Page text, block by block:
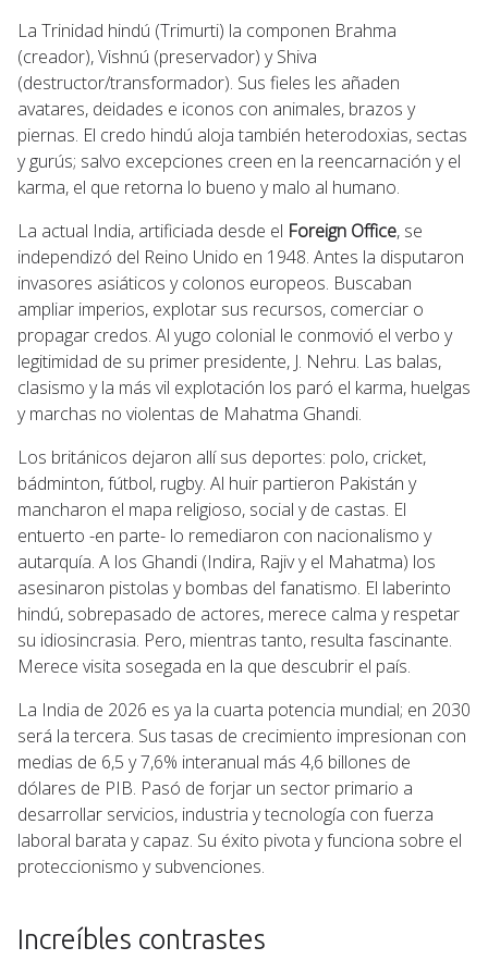
La Trinidad hindú (Trimurti) la componen Brahma
(creador), Vishnú (preservador) y Shiva
(destructor/transformador). Sus fieles les añaden
avatares, deidades e iconos con animales, brazos y
piernas. El credo hindú aloja también heterodoxias, sectas
y gurús; salvo excepciones creen en la reencarnación y el
karma, el que retorna lo bueno y malo al humano.
La actual India, artificiada desde el Foreign Office, se
independizó del Reino Unido en 1948. Antes la disputaron
invasores asiáticos y colonos europeos. Buscaban
ampliar imperios, explotar sus recursos, comerciar o
propagar credos. Al yugo colonial le conmovió el verbo y
legitimidad de su primer presidente, J. Nehru. Las balas,
clasismo y la más vil explotación los paró el karma, huelgas
y marchas no violentas de Mahatma Ghandi.
Los británicos dejaron allí sus deportes: polo, cricket,
bádminton, fútbol, rugby. Al huir partieron Pakistán y
mancharon el mapa religioso, social y de castas. El
entuerto -en parte- lo remediaron con nacionalismo y
autarquía. A los Ghandi (Indira, Rajiv y el Mahatma) los
asesinaron pistolas y bombas del fanatismo. El laberinto
hindú, sobrepasado de actores, merece calma y respetar
su idiosincrasia. Pero, mientras tanto, resulta fascinante.
Merece visita sosegada en la que descubrir el país.
La India de 2026 es ya la cuarta potencia mundial; en 2030
será la tercera. Sus tasas de crecimiento impresionan con
medias de 6,5 y 7,6% interanual más 4,6 billones de
dólares de PIB. Pasó de forjar un sector primario a
desarrollar servicios, industria y tecnología con fuerza
laboral barata y capaz. Su éxito pivota y funciona sobre el
proteccionismo y subvenciones.
Increíbles contrastes